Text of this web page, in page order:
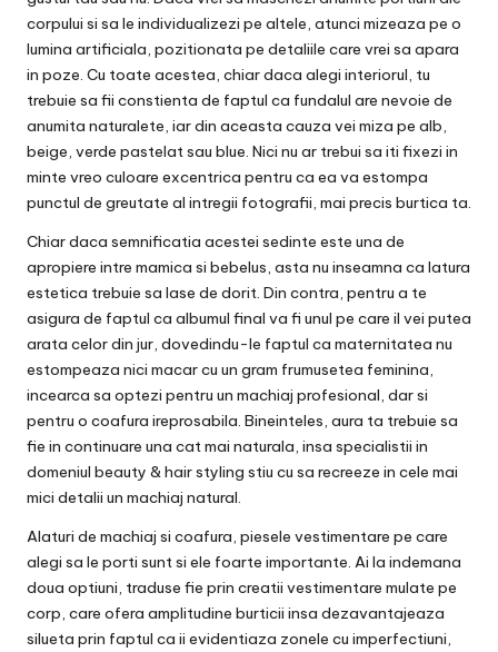
corpului si sa le individualizezi pe altele, atunci mizeaza pe o
lumina artificiala, pozitionata pe detaliile care vrei sa apara
in poze. Cu toate acestea, chiar daca alegi interiorul, tu
trebuie sa fii constienta de faptul ca fundalul are nevoie de
anumita naturalete, iar din aceasta cauza vei miza pe alb,
beige, verde pastelat sau blue. Nici nu ar trebui sa iti fixezi in
minte vreo culoare excentrica pentru ca ea va estompa
punctul de greutate al intregii fotografii, mai precis burtica ta.
Chiar daca semnificatia acestei sedinte este una de
apropiere intre mamica si bebelus, asta nu inseamna ca latura
estetica trebuie sa lase de dorit. Din contra, pentru a te
asigura de faptul ca albumul final va fi unul pe care il vei putea
arata celor din jur, dovedindu-le faptul ca maternitatea nu
estompeaza nici macar cu un gram frumusetea feminina,
incearca sa optezi pentru un machiaj profesional, dar si
pentru o coafura ireprosabila. Bineinteles, aura ta trebuie sa
fie in continuare una cat mai naturala, insa specialistii in
domeniul beauty & hair styling stiu cu sa recreeze in cele mai
mici detalii un machiaj natural.
Alaturi de machiaj si coafura, piesele vestimentare pe care
alegi sa le porti sunt si ele foarte importante. Ai la indemana
doua optiuni, traduse fie prin creatii vestimentare mulate pe
corp, care ofera amplitudine burticii insa dezavantajeaza
silueta prin faptul ca ii evidentiaza zonele cu imperfectiuni,